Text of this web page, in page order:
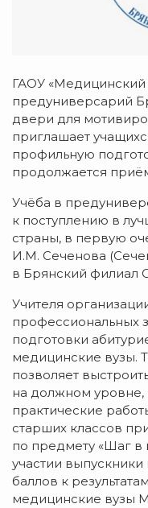
ГАОУ
предуниверсарий
двери для
приглашает
профильную
продолжается
Учёба в
к поступлению в
страны, в первую
И.М. Сеченова
в Брянский филиал
Учителя
профессиональных
подготовки
медицинские вузы.
позволяет
на должном
практические
старших классов
по предмету «Шаг
участии
баллов к
медицинские вузы